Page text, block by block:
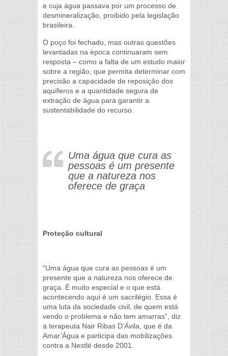
e cuja água passava por um processo de
desmineralização, proibido pela legislação
brasileira.
O poço foi fechado, mas outras questões
levantadas na época continuaram sem
resposta – como a falta de um estudo maior
sobre a região, que permita determinar com
precisão a capacidade de reposição dos
aquíferos e a quantidade segura de
extração de água para garantir a
sustentabilidade do recurso.
Uma água que cura as
pessoas é um presente
que a natureza nos
oferece de graça
Proteção cultural
“Uma água que cura as pessoas é um
presente que a natureza nos oferece de
graça. É muito especial e o que está
acontecendo aqui é um sacrilégio. Essa é
uma luta da sociedade civil, de quem está
vendo o problema e não tem amarras”, diz
a terapeuta Nair Ribas D’Ávila, que é da
Amar’Água e participa das mobilizações
contra a Nestlé desde 2001.